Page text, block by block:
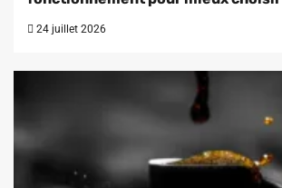
24 juillet 2026